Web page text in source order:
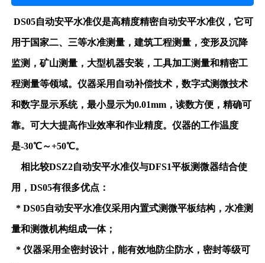
DS05自动安平水准仪是高精度精密自动安平水准仪，它可
用于国家二、三等水准测量，建筑工程测量，变形及沉降
监测，矿山测量，大型机器安装，工具加工测量和精密工
程测量等领域。仪器采用自动补偿技术，数字式测微技术
和数字显示系统，最小显示为0.01mm，读数方便，精确可
靠。可大大提高作业效率和作业精度。仪器的工作温度
是-30℃～+50℃。
相比较DSZ2自动安平水准仪与DFS1平板测微器结合使
用，DS05有很多优点：
* DS05自动安平水准仪采用内置式测微平板结构，水准测
量和测微机构组成一体；
* 仪器采用全密封设计，能有效地防尘防水，密封等级可